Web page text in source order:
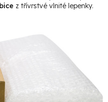
z třívrstvé vlnité lepenky.